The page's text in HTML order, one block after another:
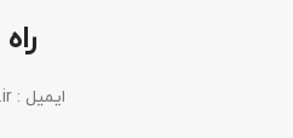
ایمیل : info[at]kamyaraccount.ir